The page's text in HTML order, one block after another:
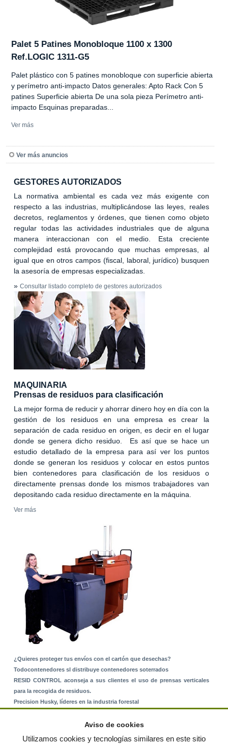
Palet 5 Patines Monobloque 1100 x 1300
Ref.LOGIC 1311-G5
Palet plástico con 5 patines monobloque con superficie abierta
y perímetro anti-impacto Datos generales: Apto Rack Con 5
patines Superficie abierta De una sola pieza Perímetro anti-
impacto Esquinas preparadas...
Ver más
Ver más anuncios
GESTORES AUTORIZADOS
La normativa ambiental es cada vez más exigente con
respecto a las industrias, multiplicándose las leyes, reales
decretos, reglamentos y órdenes, que tienen como objeto
regular todas las actividades industriales que de alguna
manera interaccionan con el medio. Esta creciente
complejidad está provocando que muchas empresas, al
igual que en otros campos (fiscal, laboral, jurídico) busquen
la asesoría de empresas especializadas.
» Consultar listado completo de gestores autorizados
MAQUINARIA
Prensas de residuos para clasificación
La mejor forma de reducir y ahorrar dinero hoy en día con la
gestión de los residuos en una empresa es crear la
separación de cada residuo en origen, es decir en el lugar
donde se genera dicho residuo. Es así que se hace un
estudio detallado de la empresa para así ver los puntos
donde se generan los residuos y colocar en estos puntos
bien contenedores para clasificación de los residuos o
directamente prensas donde los mismos trabajadores van
depositando cada residuo directamente en la máquina.
Ver más
¿Quieres proteger tus envíos con el cartón que desechas?
Todocontenedores sl distribuye contenedores soterrados
RESID CONTROL aconseja a sus clientes el uso de prensas verticales
para la recogida de residuos.
Precision Husky, líderes en la industria forestal
Aviso de cookies
Utilizamos cookies y tecnologías similares en este sitio